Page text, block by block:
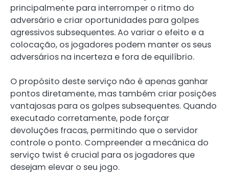
principalmente para interromper o ritmo do
adversário e criar oportunidades para golpes
agressivos subsequentes. Ao variar o efeito e a
colocação, os jogadores podem manter os seus
adversários na incerteza e fora de equilíbrio.
O propósito deste serviço não é apenas ganhar
pontos diretamente, mas também criar posições
vantajosas para os golpes subsequentes. Quando
executado corretamente, pode forçar
devoluções fracas, permitindo que o servidor
controle o ponto. Compreender a mecânica do
serviço twist é crucial para os jogadores que
desejam elevar o seu jogo.